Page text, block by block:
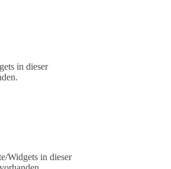
in dieser
Widgets in dieser